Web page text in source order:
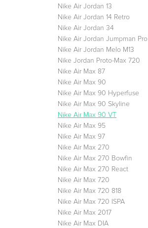
Nike Air Jordan 13
Nike Air Jordan 14 Retro
Nike Air Jordan 34
Nike Air Jordan Jumpman Pro
Nike Air Jordan Melo M13
Nike Jordan Proto-Max 720
Nike Air Max 87
Nike Air Max 90
Nike Air Max 90 Hyperfuse
Nike Air Max 90 Skyline
Nike Air Max 90 VT
Nike Air Max 95
Nike Air Max 97
Nike Air Max 270
Nike Air Max 270 Bowfin
Nike Air Max 270 React
Nike Air Max 720
Nike Air Max 720 818
Nike Air Max 720 ISPA
Nike Air Max 2017
Nike Air Max DIA